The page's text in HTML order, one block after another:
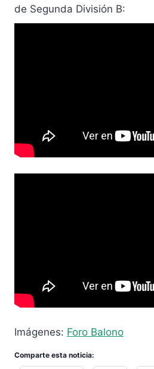
de Segunda División B:
Imágenes: Foro Balono
Comparte esta noticia: